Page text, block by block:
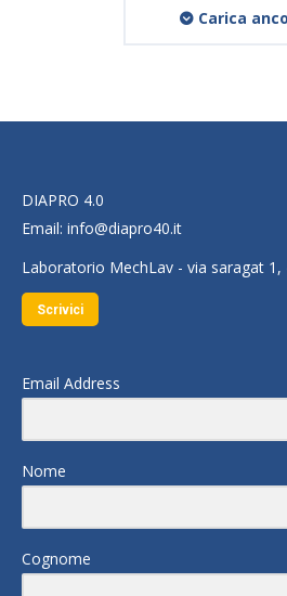
Carica
DIAPRO 4.0
Email: info@diapro40.it
Laboratorio MechLav - via saragat 1,
Scrivici
Email Address
Nome
Cognome